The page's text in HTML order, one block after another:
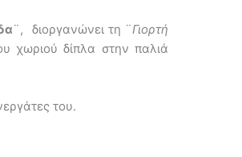
¨, διοργανώνει τη ¨Γιορτή
χωριού δίπλα στην παλιά
του.